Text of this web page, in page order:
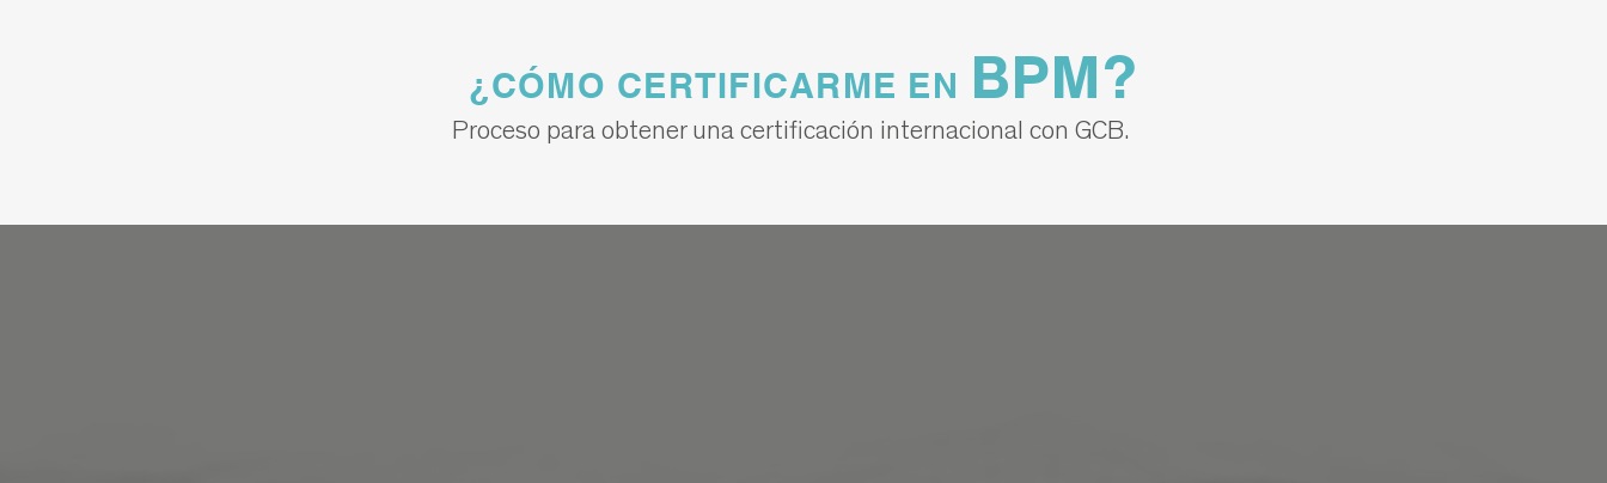
¿CÓMO CERTIFICARME EN BPM?
​Proceso para obtener una certificación internacional con GCB.